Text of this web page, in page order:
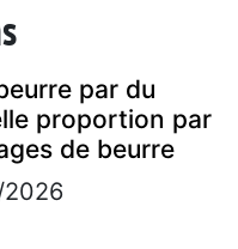
par du
proportion par
de beurre